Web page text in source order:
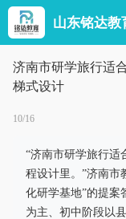
山东铭达教
济南市研学旅行适
梯式设计
10/16
“济南市研学旅行适
程设计里。”济南市
化研学基地”的提案
为主、初中阶段以